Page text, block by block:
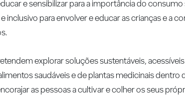
e sensibilizar para a importância do
inclusivo para envolver e educar as crianças e a
explorar soluções sustentáveis,
saudáveis e de plantas medicinais
as pessoas a cultivar e colher os seus